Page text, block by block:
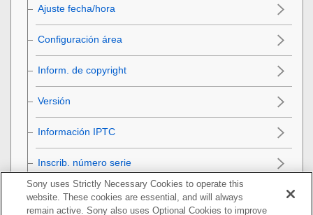
Ajuste fecha/hora
Configuración área
Inform. de copyright
Versión
Información IPTC
Inscrib. número serie
Aviso de privacidad
Sony uses Strictly Necessary Cookies to operate this
website. These cookies are essential, and will always
remain active. Sony also uses Optional Cookies to improve